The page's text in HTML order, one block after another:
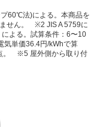
60℃法)による。本商品を
せん。
※2 JIS A 5759に
よる。試算条件：6〜10
気単価36.4円/kWhで算
※5 屋外側から取り付